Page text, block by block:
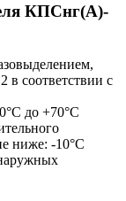
КПСнг(А)-
в соответствии с
до +70°С
ниже: -10°С